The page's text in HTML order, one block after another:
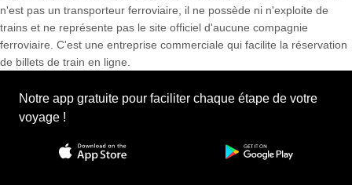
n'est pas un transporteur ferroviaire, il ne possède ni n'exploite de
trains et ne représente pas le site officiel d'aucune compagnie
ferroviaire. C'est une entreprise commerciale qui facilite la réservation
de billets de train en ligne.
Notre app gratuite pour faciliter chaque étape de votre
voyage !